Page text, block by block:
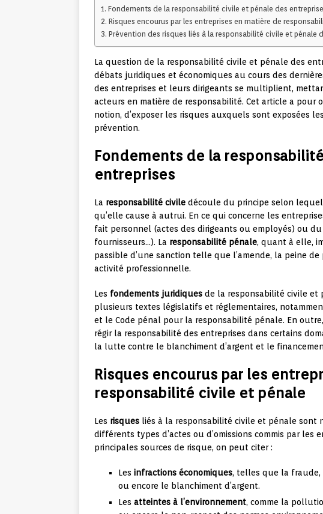
Fondements de la responsabilité civile et pénale des
Risques encourus par les entreprises en matière de
Prévention des risques liés à la responsabilité civile et pénale
La question de la responsabilité civile et pénale des
débats juridiques et économiques au cours des
des entreprises et leurs dirigeants se multiplient,
acteurs en matière de responsabilité. Cet article a
notion, d’exposer les risques auxquels sont exposées
prévention.
Fondements de la
entreprises
La responsabilité civile découle du principe selon
qu’elle cause à autrui. En ce qui concerne les
fait personnel (actes des dirigeants ou employés) ou
fournisseurs…). La responsabilité pénale, quant à elle,
passible d’une sanction telle que l’amende, la peine
activité professionnelle.
Les fondements juridiques de la responsabilité civile et
plusieurs textes législatifs et réglementaires,
et le Code pénal pour la responsabilité pénale. En
régir la responsabilité des entreprises dans certains
la lutte contre le blanchiment d’argent et le
Risques encourus par les
responsabilité civile et pénale
Les risques liés à la responsabilité civile et pénale
différents types d’actes ou d’omissions commis par les
principales sources de risque, on peut citer :
Les infractions économiques, telles que la fraude,
ou encore le blanchiment d’argent.
Les atteintes à l’environnement, comme la